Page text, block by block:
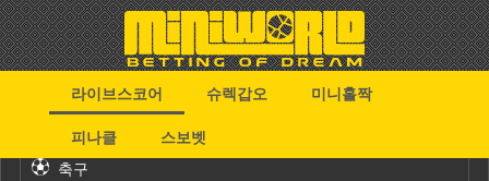
라이브스코어 슈렉갑오
미니홀짝
피나클
스보벳
축구